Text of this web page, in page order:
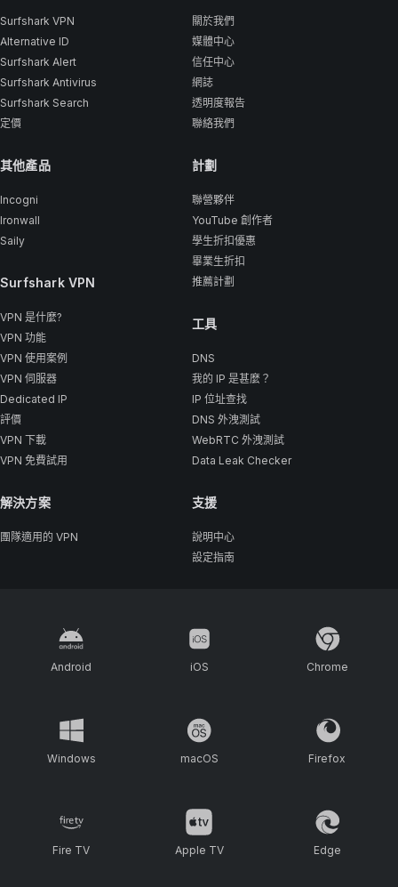
Surfshark VPN
Alternative ID
Surfshark Alert
Surfshark Antivirus
Surfshark Search
定價
其他產品
Incogni
Ironwall
Saily
Surfshark VPN
VPN 是什麼?
VPN 功能
VPN 使用案例
VPN 伺服器
Dedicated IP
評價
VPN 下載
VPN 免費試用
解決方案
團隊適用的 VPN
關於我們
媒體中心
信任中心
網誌
透明度報告
聯絡我們
計劃
聯營夥伴
YouTube 創作者
學生折扣優惠
畢業生折扣
推薦計劃
工具
DNS
我的 IP 是甚麼？
IP 位址查找
DNS 外洩測試
WebRTC 外洩測試
Data Leak Checker
支援
說明中心
設定指南
Android iOS Chrome
Windows macOS Firefox
Fire TV Apple TV Edge